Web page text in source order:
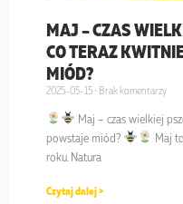
MAJ – CZAS
CO TERAZ
MIÓD?
2025-05-15 Brak komentarzy
Maj – czas wielkiej
powstaje miód?
Maj
roku. Natura
Czytaj dalej >